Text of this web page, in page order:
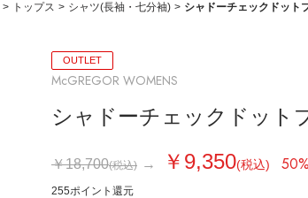
トップス シャツ(長袖・七分袖) シャドーチェックドット
OUTLET
McGREGOR WOMENS
シャドーチェックドット
￥18,700(税込) → ￥9,350(税込)
255ポイント 還元